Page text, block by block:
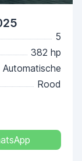
5
382 hp
Automatische
Rood